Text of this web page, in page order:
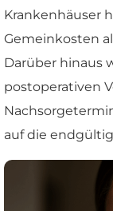
Krankenhäuser
Gemeinkosten
Darüber hinaus
postoperativen
auf die